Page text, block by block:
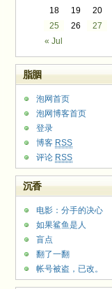
« Jul
18
19 20
25
26 27
脂胭
泡网首页
泡网博客首页
登录
博客 RSS
评论 RSS
沉香
电影：分手的决心
如果鲨鱼是人
盲点
翻了一翻
帐号被盗，已改。